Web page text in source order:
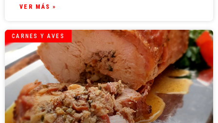
VER MÁS »
CARNES Y AVES